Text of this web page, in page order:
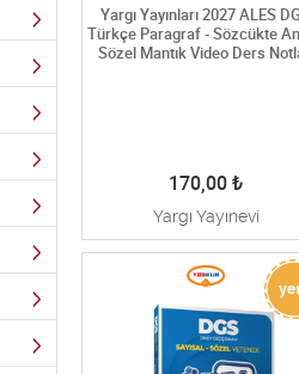
Yargı Yayınları 2027 ALES
Türkçe Paragraf - Sözcükte
Sözel Mantık Video Ders
170,00 ₺
Yargı Yayınevi